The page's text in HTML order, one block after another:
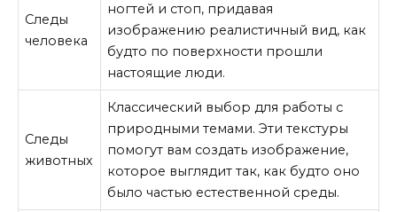
Следы
человека
ногтей и стоп, придавая
изображению реалистичный вид, как
будто по поверхности прошли
настоящие люди.
Следы
животных
Классический выбор для работы с
природными темами. Эти текстуры
помогут вам создать изображение,
которое выглядит так, как будто оно
было частью естественной среды.